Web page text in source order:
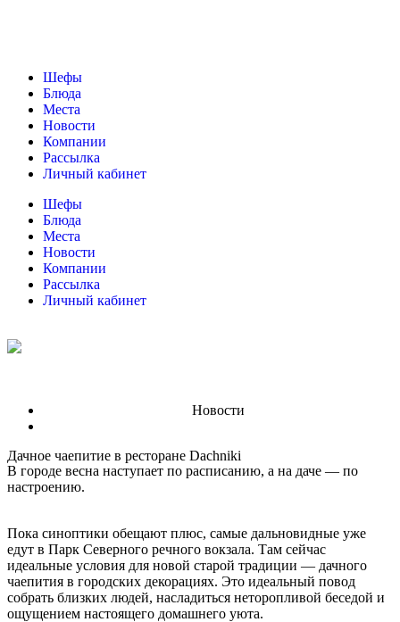
Шефы
Блюда
Места
Новости
Компании
Рассылка
Личный кабинет
Шефы
Блюда
Места
Новости
Компании
Рассылка
Личный кабинет
Новости
Дачное чаепитие в ресторане Dachniki
В городе весна наступает по расписанию, а на даче — по
настроению.
Пока синоптики обещают плюс, самые дальновидные уже
едут в Парк Северного речного вокзала. Там сейчас
идеальные условия для новой старой традиции — дачного
чаепития в городских декорациях. Это идеальный повод
собрать близких людей, насладиться неторопливой беседой и
ощущением настоящего домашнего уюта.